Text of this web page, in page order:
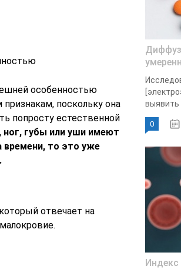
особенностью
поскольку она
попросту естественной
ног, губы или уши имеют
времени, то это уже
отвечает на
выявить
0
Индекс